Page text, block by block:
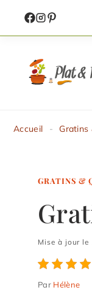
contenu
Accueil - Gratins
GRATINS &
Mise à jour
Par Hélène